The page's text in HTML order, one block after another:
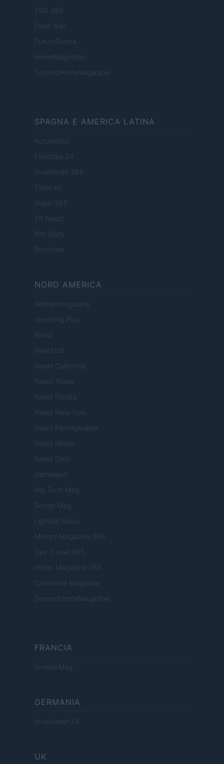
ESG 365
Food Wiki
FuturoDonna
HomeMagazine
SecondHomeMagazine
SPAGNA E AMERICA LATINA
Actualidad
Finanzas 24
Investindo 365
Think.es
Viajar 365
ES Newz
Pet Story
Encocina
NORD AMERICA
Womanmagazine
Investing Plus
Newz
Newz US
Newz California
Newz Texas
Newz Florida
Newz New York
Newz Pennsylvania
Newz Illinois
Newz Ohio
Gameland
Hig Tech Mag
Scoop Mag
Lgbtqia News
Motors Magazine 365
Day Travel 365
Home Magazine 365
Cineverse Magazine
SecondHomeMagazine
FRANCIA
InvestirMag
GERMANIA
Investieren24
UK